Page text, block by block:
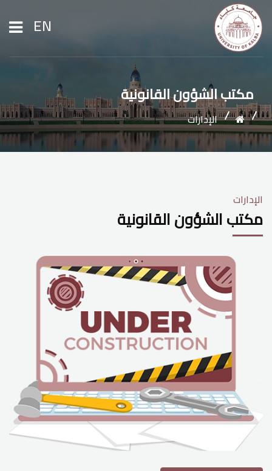
EN
عن الجامعة
الشؤون الأكاديمية
الحياة الجامعية
مكتب الشؤون القانونية
الإدارات
الإدارات
مكتب الشؤون القانونية